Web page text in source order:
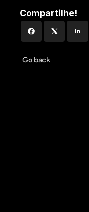
Compartilhe!
Go back